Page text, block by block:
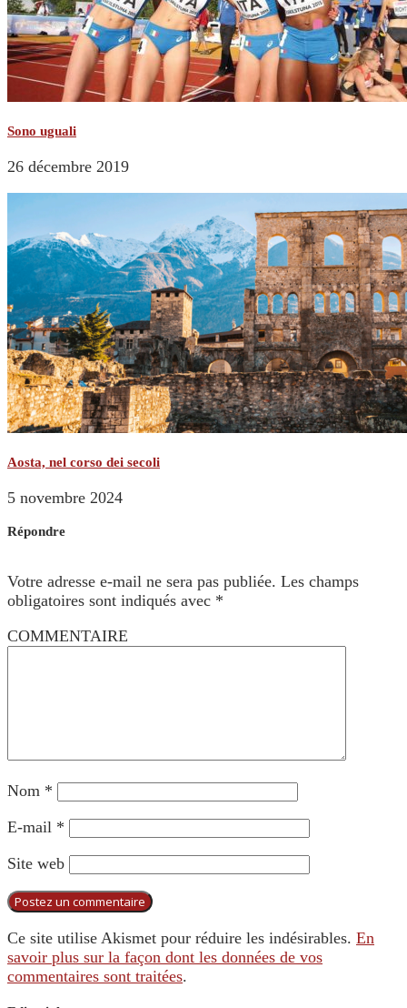
Sono uguali
26 décembre 2019
Aosta, nel corso dei secoli
5 novembre 2024
Répondre
Votre adresse e-mail ne sera pas publiée. Les champs
obligatoires sont indiqués avec *
COMMENTAIRE
Nom *
E-mail *
Site web
Ce site utilise Akismet pour réduire les indésirables. En
savoir plus sur la façon dont les données de vos
commentaires sont traitées.